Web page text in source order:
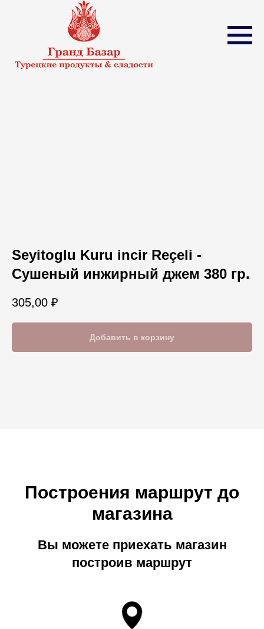
Seyitoglu Kuru incir Reçeli -
Сушеный инжирный джем 380 гр.
305,00 ₽
Добавить в корзину
Построения маршрут до
магазина
Вы можете приехать магазин
построив маршрут